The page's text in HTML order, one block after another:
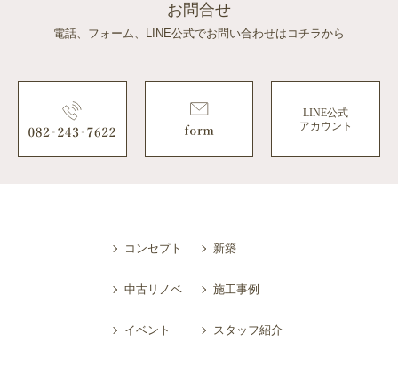
お問合せ
電話、フォーム、LINE公式でお問い合わせはコチラから
LINE公式
アカウント
コンセプト 新築
中古リノベ 施工事例
イベント スタッフ紹介